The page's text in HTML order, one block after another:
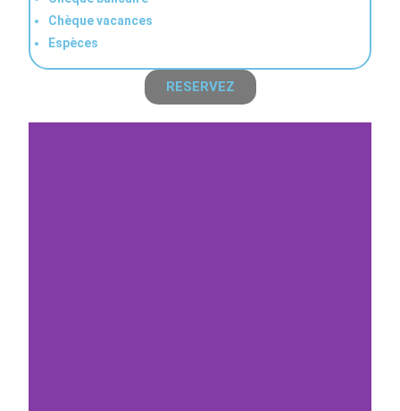
Chèque vacances
Espèces
RESERVEZ